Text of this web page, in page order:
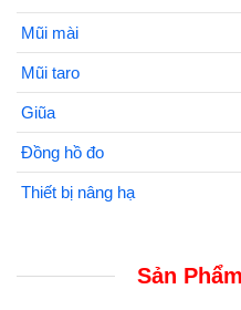
Mũi mài
Mũi taro
Giũa
Đồng hồ đo
Thiết bị nâng hạ
Sản